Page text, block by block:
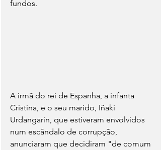
fundos.
A irmã do rei de Espanha, a infanta
Cristina, e o seu marido, Iñaki
Urdangarin, que estiveram envolvidos
num escândalo de corrupção,
anunciaram que decidiram "de comum